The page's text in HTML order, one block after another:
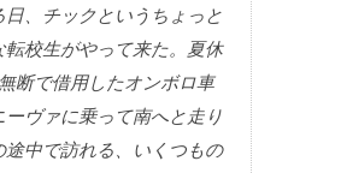
日、チックというちょっと
転校生がやって来た。夏休
断で借用したオンボロ車
ーヴァに乗って南へと走り
途中で訪れる、いくつもの